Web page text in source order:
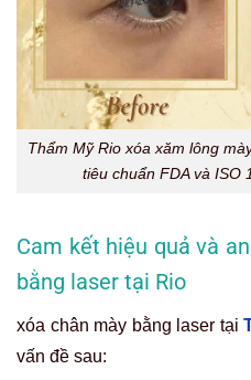
Thẩm Mỹ Rio xóa xăm lông
tiêu chuẩn FDA và ISO
Cam kết hiệu quả và
bằng laser tại Rio
xóa chân mày bằng laser tại
vấn đề sau: